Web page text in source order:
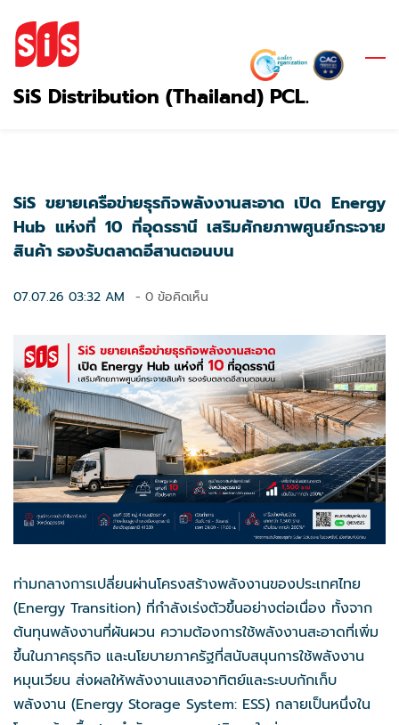
main
content
SiS Distribution (Thailand) PCL.
SiS ขยายเครือข่ายธุรกิจพลังงานสะอาด เปิด Energy
Hub แห่งที่ 10 ที่อุดรธานี เสริมศักยภาพศูนย์กระจาย
สินค้า รองรับตลาดอีสานตอนบน
07.07.26 03:32 AM - 0 ข้อคิดเห็น
ท่ามกลางการเปลี่ยนผ่านโครงสร้างพลังงานของประเทศไทย
(Energy Transition) ที่กำลังเร่งตัวขึ้นอย่างต่อเนื่อง ทั้งจาก
ต้นทุนพลังงานที่ผันผวน ความต้องการใช้พลังงานสะอาดที่เพิ่ม
ขึ้นในภาคธุรกิจ และนโยบายภาครัฐที่สนับสนุนการใช้พลังงาน
หมุนเวียน ส่งผลให้พลังงานแสงอาทิตย์และระบบกักเก็บ
พลังงาน (Energy Storage System: ESS) กลายเป็นหนึ่งใน